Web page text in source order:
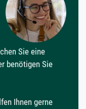
Sie eine
benötigen Sie
Ihnen gerne